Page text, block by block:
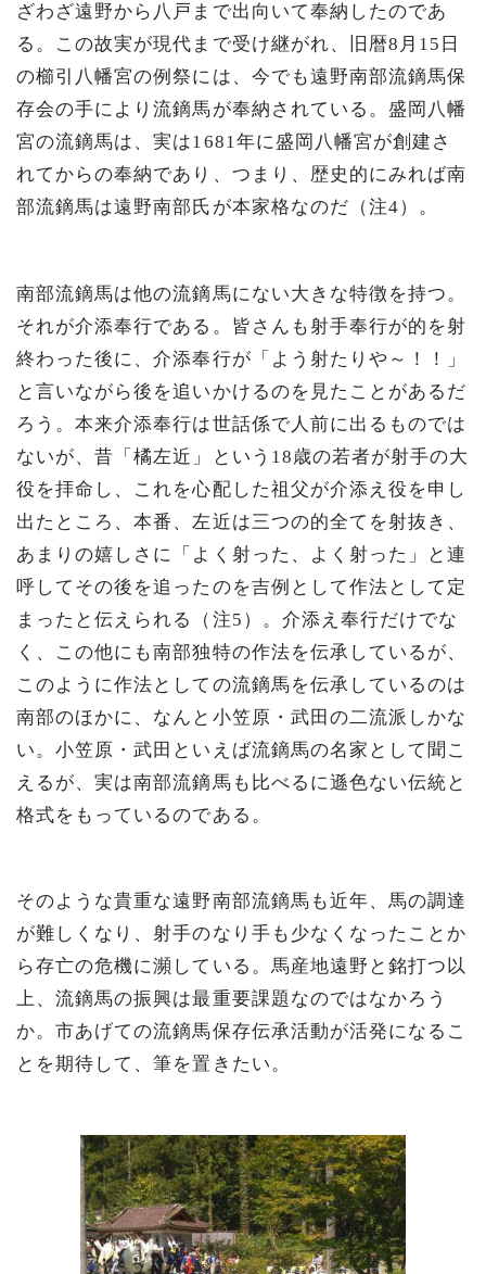
ざわざ遠野から八戸まで出向いて奉納したのであ
る。この故実が現代まで受け継がれ、旧暦8月15日
の櫛引八幡宮の例祭には、今でも遠野南部流鏑馬保
存会の手により流鏑馬が奉納されている。盛岡八幡
宮の流鏑馬は、実は1681年に盛岡八幡宮が創建さ
れてからの奉納であり、つまり、歴史的にみれば南
部流鏑馬は遠野南部氏が本家格なのだ（注4）。
南部流鏑馬は他の流鏑馬にない大きな特徴を持つ。
それが介添奉行である。皆さんも射手奉行が的を射
終わった後に、介添奉行が「よう射たりや～！！」
と言いながら後を追いかけるのを見たことがあるだ
ろう。本来介添奉行は世話係で人前に出るものでは
ないが、昔「橘左近」という18歳の若者が射手の大
役を拝命し、これを心配した祖父が介添え役を申し
出たところ、本番、左近は三つの的全てを射抜き、
あまりの嬉しさに「よく射った、よく射った」と連
呼してその後を追ったのを吉例として作法として定
まったと伝えられる（注5）。介添え奉行だけでな
く、この他にも南部独特の作法を伝承しているが、
このように作法としての流鏑馬を伝承しているのは
南部のほかに、なんと小笠原・武田の二流派しかな
い。小笠原・武田といえば流鏑馬の名家として聞こ
えるが、実は南部流鏑馬も比べるに遜色ない伝統と
格式をもっているのである。
そのような貴重な遠野南部流鏑馬も近年、馬の調達
が難しくなり、射手のなり手も少なくなったことか
ら存亡の危機に瀕している。馬産地遠野と銘打つ以
上、流鏑馬の振興は最重要課題なのではなかろう
か。市あげての流鏑馬保存伝承活動が活発になるこ
とを期待して、筆を置きたい。